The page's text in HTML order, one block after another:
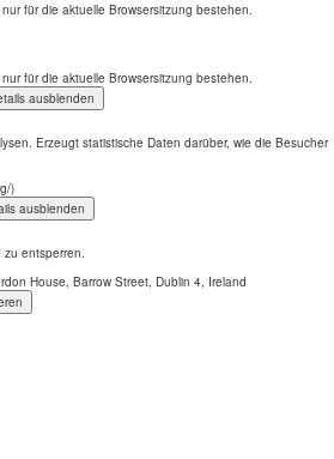
für die aktuelle Browsersitzung bestehen.
für die aktuelle Browsersitzung bestehen.
ausblenden
Erzeugt statistische Daten darüber, wie die Besucher
)
ausblenden
zu entsperren.
House, Barrow Street, Dublin 4, Ireland